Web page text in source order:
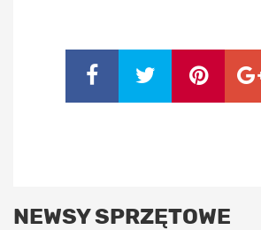
NEWSY SPRZĘTOWE